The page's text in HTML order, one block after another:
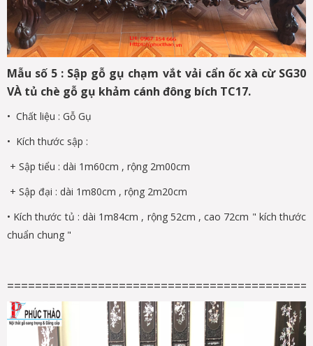
Mẫu số 5 : Sập gỗ gụ chạm vắt vải cẩn ốc xà cừ SG30
VÀ tủ chè gỗ gụ khảm cánh đông bích TC17.
• Chất liệu : Gỗ Gụ
• Kích thước sập :
+ Sập tiểu : dài 1m60cm , rộng 2m00cm
+ Sập đại : dài 1m80cm , rộng 2m20cm
• Kích thước tủ : dài 1m84cm , rộng 52cm , cao 72cm " kích thước
chuẩn chung "